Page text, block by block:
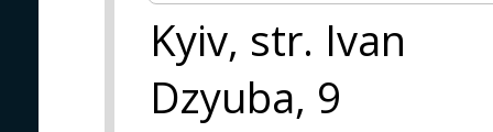
Kyiv, str. Ivan
Dzyuba, 9